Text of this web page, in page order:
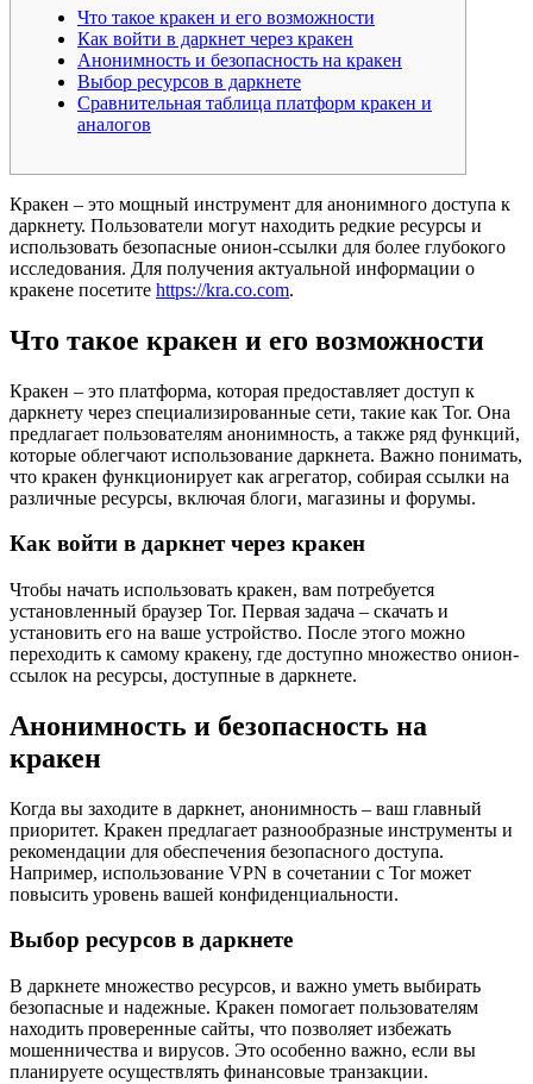
Что такое кракен и его возможности
Как войти в даркнет через кракен
Анонимность и безопасность на кракен
Выбор ресурсов в даркнете
Сравнительная таблица платформ кракен и
аналогов
Кракен – это мощный инструмент для анонимного доступа к
даркнету. Пользователи могут находить редкие ресурсы и
использовать безопасные онион-ссылки для более глубокого
исследования. Для получения актуальной информации о
кракене посетите https://kra.co.com.
Что такое кракен и его возможности
Кракен – это платформа, которая предоставляет доступ к
даркнету через специализированные сети, такие как Tor. Она
предлагает пользователям анонимность, а также ряд функций,
которые облегчают использование даркнета. Важно понимать,
что кракен функционирует как агрегатор, собирая ссылки на
различные ресурсы, включая блоги, магазины и форумы.
Как войти в даркнет через кракен
Чтобы начать использовать кракен, вам потребуется
установленный браузер Tor. Первая задача – скачать и
установить его на ваше устройство. После этого можно
переходить к самому кракену, где доступно множество онион-
ссылок на ресурсы, доступные в даркнете.
Анонимность и безопасность на
кракен
Когда вы заходите в даркнет, анонимность – ваш главный
приоритет. Кракен предлагает разнообразные инструменты и
рекомендации для обеспечения безопасного доступа.
Например, использование VPN в сочетании с Tor может
повысить уровень вашей конфиденциальности.
Выбор ресурсов в даркнете
В даркнете множество ресурсов, и важно уметь выбирать
безопасные и надежные. Кракен помогает пользователям
находить проверенные сайты, что позволяет избежать
мошенничества и вирусов. Это особенно важно, если вы
планируете осуществлять финансовые транзакции.